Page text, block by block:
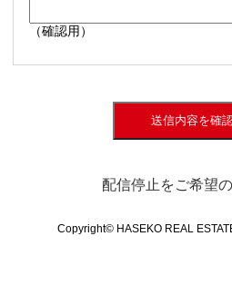
（確認用）
送信内容を確
配信停止をご希望
Copyright© HASEKO REAL